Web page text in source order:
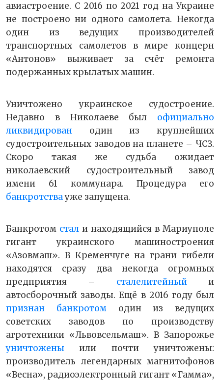
авиастроение. С 2016 по 2021 год на Украине
не построено ни одного самолета. Некогда
один из ведущих производителей
транспортных самолетов в мире концерн
«Антонов» выживает за счёт ремонта
подержанных крылатых машин.
Уничтожено украинское судостроение.
Недавно в Николаеве был официально
ликвидирован один из крупнейших
судостроительных заводов на планете – ЧСЗ.
Скоро такая же судьба ожидает
николаевский судостроительный завод
имени 61 коммунара. Процедура его
банкротствауже запущена.
Банкротом стал и находящийся в Мариуполе
гигант украинского машиностроения
«Азовмаш». В Кременчуге на грани гибели
находятся сразу два некогда огромных
предприятия – сталелитейныйи
автосборочный заводы. Ещё в 2016 году был
признан банкротомодин из ведущих
советских заводов по производству
агротехники «Львовсельмаш». В Запорожье
уничтожены или почти уничтожены:
производитель легендарных магнитофонов
«Весна», радиоэлектронный гигант «Гамма»,